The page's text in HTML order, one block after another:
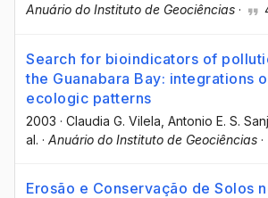
Anuário do Instituto de Geociências ·
Search for bioindicators of
the Guanabara Bay: integrations
ecologic patterns
2003 · Claudia G. Vilela , Antonio E. S.
al. · Anuário do Instituto de Geociências ·
Erosão e Conservação de Solos